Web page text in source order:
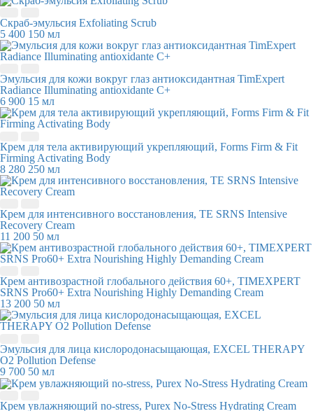
Скраб-эмульсия Exfoliating Scrub
5 400 150 мл
Эмульсия для кожи вокруг глаз антиоксидантная TimExpert
Radiance Illuminating antioxidante C+
6 900 15 мл
Крем для тела активирующий укрепляющий, Forms Firm & Fit
Firming Activating Body
8 280 250 мл
Крем для интенсивного восстановления, TE SRNS Intensive
Recovery Cream
11 200 50 мл
Крем антивозрастной глобального действия 60+, TIMEXPERT
SRNS Pro60+ Extra Nourishing Highly Demanding Cream
13 200 50 мл
Эмульсия для лица кислородонасыщающая, EXCEL THERAPY
O2 Pollution Defense
9 700 50 мл
Крем увлажняющий no-stress, Purex No-Stress Hydrating Cream